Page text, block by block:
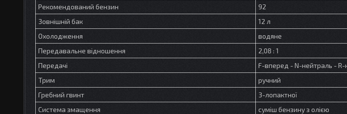
Рекомендований бензин
92
Зовнішній бак
12 л
Охолодження
водяне
Передавальне відношення
2,08 : 1
Передачі
F-вперед - N-нейтраль - R-
Трим
ручний
Гребний гвинт
3-лопактної
Система змащення
суміш бензину з олією